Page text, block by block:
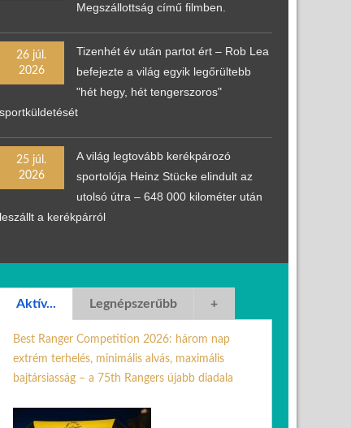
Megszállottság című filmben.
26 júl.
2026
Tizenhét év után partot ért – Rob Lea
befejezte a világ egyik legőrültebb
"hét hegy, hét tengerszoros"
sportküldetését
25 júl.
2026
A világ legtovább kerékpározó
sportolója Heinz Stücke elindult az
utolsó útra – 648 000 kilométer után
leszállt a kerékpárról
Aktív... Legnépszerűbb +
Best Ranger Competition 2026: három nap
extrém terhelés, minimális alvás, maximális
bajtársiasság – a 75th Rangers újabb diadala